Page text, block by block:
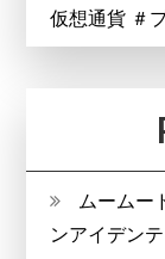
仮想通貨 ＃
ムームー
ンアイデン